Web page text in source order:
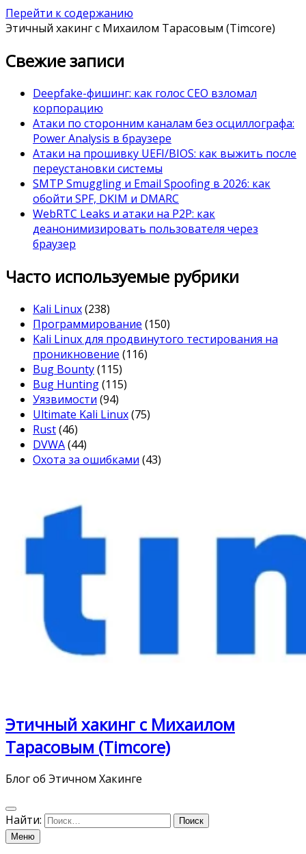
Перейти к содержанию
Этичный хакинг с Михаилом Тарасовым (Timcore)
Свежие записи
Deepfake-фишинг: как голос CEO взломал
корпорацию
Атаки по сторонним каналам без осциллографа:
Power Analysis в браузере
Атаки на прошивку UEFI/BIOS: как выжить после
переустановки системы
SMTP Smuggling и Email Spoofing в 2026: как
обойти SPF, DKIM и DMARC
WebRTC Leaks и атаки на P2P: как
деанонимизировать пользователя через
браузер
Часто используемые рубрики
Kali Linux(238)
Программирование (150)
Kali Linux для продвинутого тестирования на
проникновение (116)
Bug Bounty(115)
Bug Hunting(115)
Уязвимости (94)
Ultimate Kali Linux(75)
Rust(46)
DVWA(44)
Охота за ошибками (43)
Этичный хакинг с Михаилом
Тарасовым (Timcore)
Блог об Этичном Хакинге
Найти:
Меню